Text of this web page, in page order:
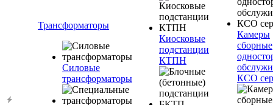
Трансформаторы
Силовые
трансформаторы
Киосковые
подстанции
КТПН
Камеры
сборные
КСО